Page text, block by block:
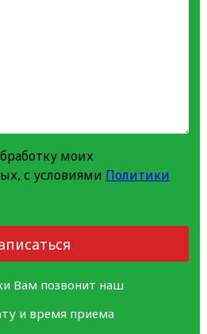
моих
с условиями Политики
Вам позвонит наш
и время приема